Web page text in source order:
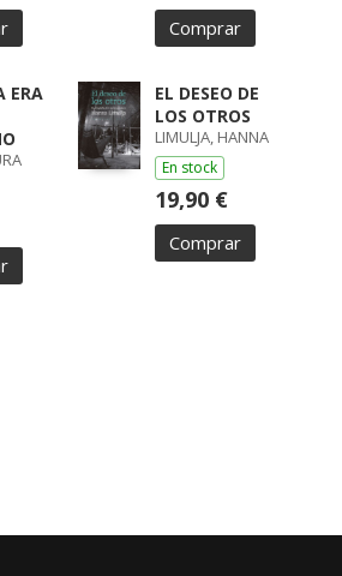
Comprar
ERA
EL DESEO DE
LOS OTROS
LIMULJA, HANNA
En stock
19,90 €
Comprar